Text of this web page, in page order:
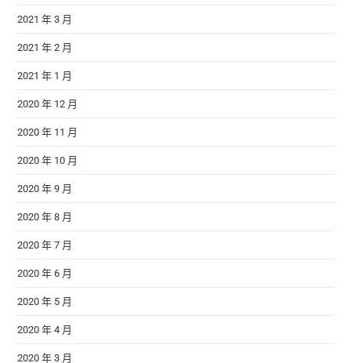
2021 年 3 月
2021 年 2 月
2021 年 1 月
2020 年 12 月
2020 年 11 月
2020 年 10 月
2020 年 9 月
2020 年 8 月
2020 年 7 月
2020 年 6 月
2020 年 5 月
2020 年 4 月
2020 年 3 月